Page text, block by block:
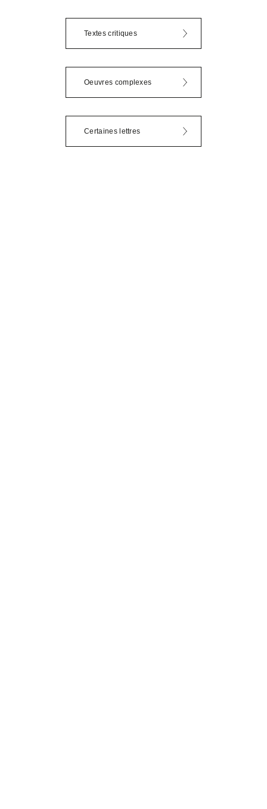
Textes critiques
Oeuvres complexes
Certaines lettres